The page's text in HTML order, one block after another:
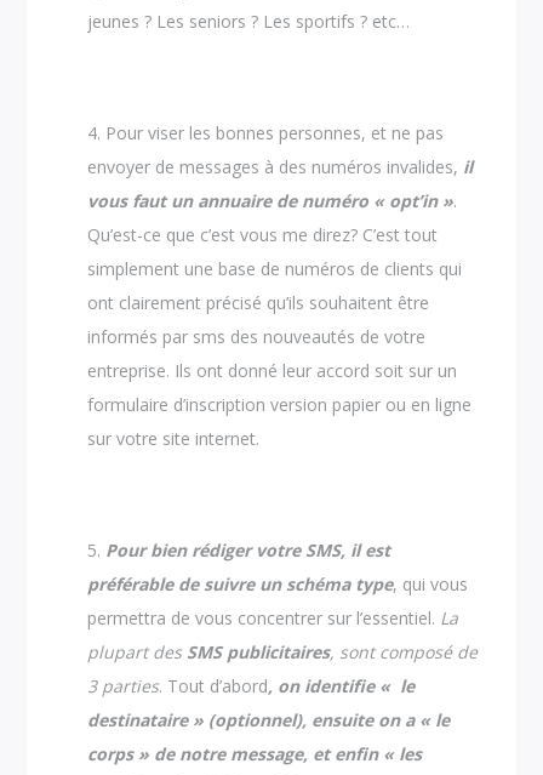
jeunes ? Les seniors ? Les sportifs ? etc…
Pour viser les bonnes personnes, et ne pas
envoyer de messages à des numéros invalides, il
vous faut un annuaire de numéro « opt’in ».
Qu’est-ce que c’est vous me direz? C’est tout
simplement une base de numéros de clients qui
ont clairement précisé qu’ils souhaitent être
informés par sms des nouveautés de votre
entreprise. Ils ont donné leur accord soit sur un
formulaire d’inscription version papier ou en ligne
sur votre site internet.
Pour bien rédiger votre SMS, il est
préférable de suivre un schéma type, qui vous
permettra de vous concentrer sur l’essentiel. La
plupart des SMS publicitaires, sont composé de
3 parties. Tout d’abord, on identifie « le
destinataire » (optionnel), ensuite on a « le
corps » de notre message, et enfin « les